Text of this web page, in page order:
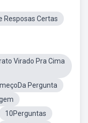
Resposas Certas
Virado Pra Cima
Pergunta
10Perguntas